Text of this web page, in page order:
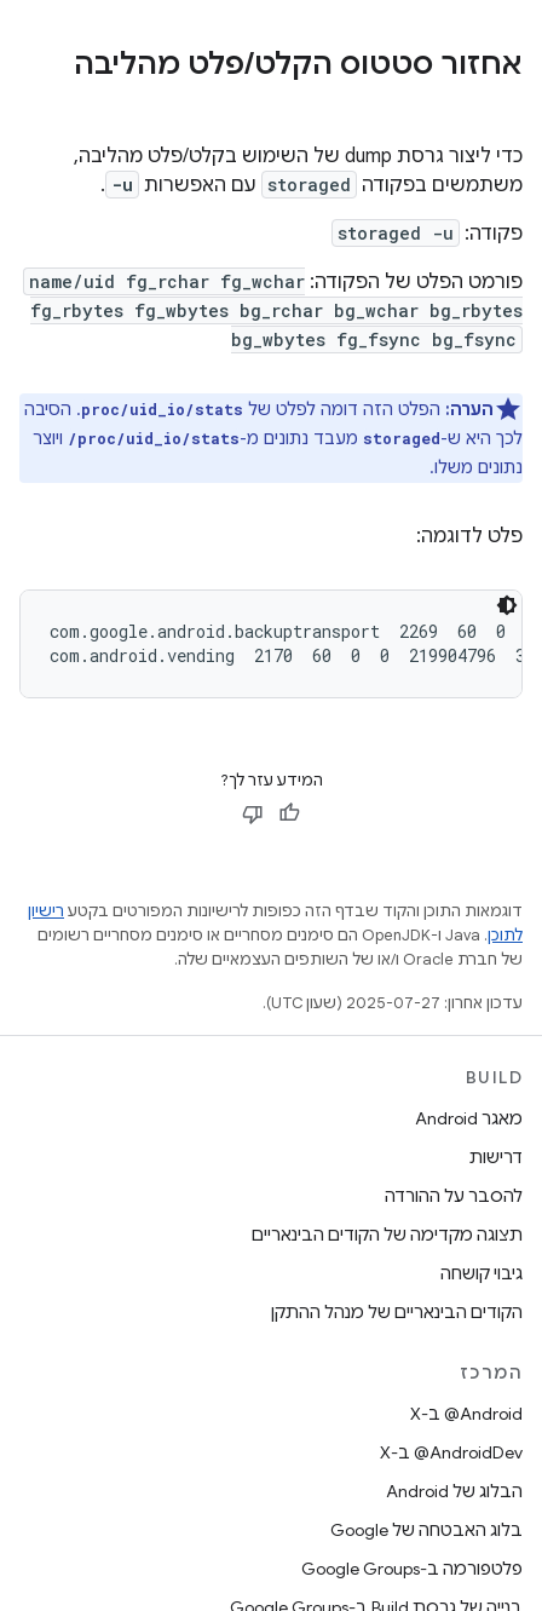
אחזור סטטוס הקלט/פלט מהליבה
כדי ליצור גרסת dump של השימוש בקלט/פלט מהליבה,
משתמשים בפקודה storaged עם האפשרות -u
.
פקודה: storaged -u
פורמט הפלט של הפקודה: name/uid fg_rchar fg_wchar
fg_rbytes fg_wbytes bg_rchar bg_wchar bg_rbytes
bg_wbytes fg_fsync bg_fsync
הערה: הפלט הזה דומה לפלט של proc/uid_io/stats. הסיבה
לכך היא ש-storaged מעבד נתונים מ-/proc/uid_io/stats ויוצר
נתונים משלו.
פלט לדוגמה:
com.google.android.backuptransport  2269  60  0  0
com.android.vending  2170  60  0  0  219904796
המידע עזר לך?
דוגמאות התוכן והקוד שבדף הזה כפופות לרישיונות המפורטים בקטע רישיון
לתוכן
.‏ Java ו-OpenJDK הם סימנים מסחריים או סימנים מסחריים רשומים
של חברת Oracle ו/או של השותפים העצמאיים שלה.
עדכון אחרון: 2025-07-27 (שעון UTC).
BUILD
מאגר Android
דרישות
להסבר על ההורדה
תצוגה מקדימה של הקודים הבינאריים
גיבוי קושחה
הקודים הבינאריים של מנהל ההתקן
המרכז
‫‎@Android ב-X
‫‎@AndroidDev ב-X
הבלוג של Android
בלוג האבטחה של Google
פלטפורמה ב-Google Groups